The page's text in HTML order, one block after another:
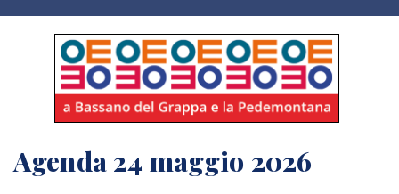
Agenda 24 maggio 2026